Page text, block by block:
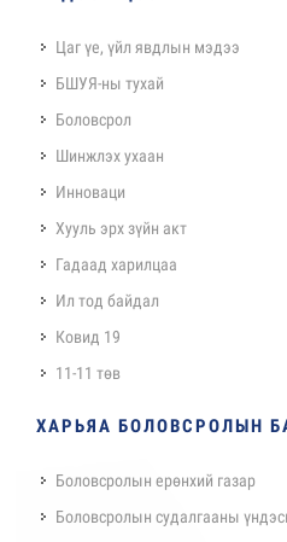
Цаг үе, үйл явдлын мэдээ
БШУЯ-ны тухай
Боловсрол
Шинжлэх ухаан
Инноваци
Хууль эрх зүйн акт
Гадаад харилцаа
Ил тод байдал
Ковид 19
11-11 төв
ХАРЬЯА БОЛОВСРОЛЫН
Боловсролын ерөнхий газар
Боловсролын судалгааны